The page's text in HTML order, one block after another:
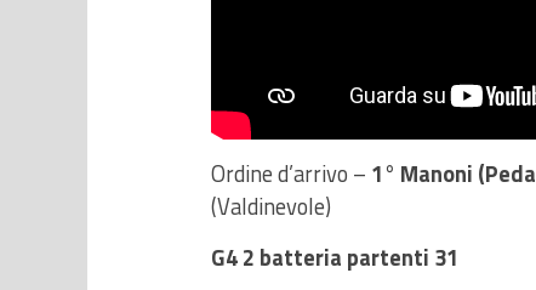
Ordine d’arrivo – 1° Manoni
(Valdinevole)
G4 2 batteria partenti 31